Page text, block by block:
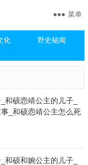
化
野史秘闻
菜单
和硕悫靖公主的儿子_
_和硕悫靖公主怎么死
和硕和婉公主的儿子_